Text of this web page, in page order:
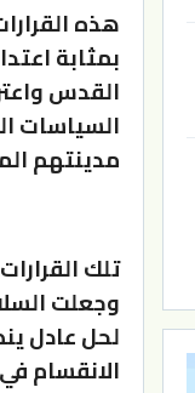
هذه
بمثابة
القدس
السياسات
مدينتهم
تلك
وجعلت
لحل عادل
الانقسام